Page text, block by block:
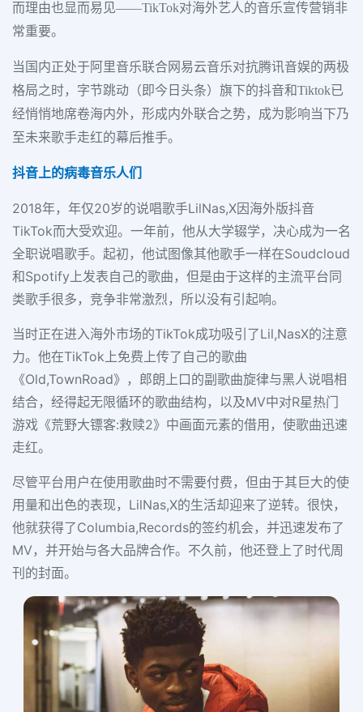
而理由也显而易见——TikTok对海外艺人的音乐宣传营销非
常重要。
当国内正处于阿里音乐联合网易云音乐对抗腾讯音娱的两极
格局之时，字节跳动（即今日头条）旗下的抖音和Tiktok已
经悄悄地席卷海内外，形成内外联合之势，成为影响当下乃
至未来歌手走红的幕后推手。
抖音上的病毒音乐人们
2018年，年仅20岁的说唱歌手LilNas,X因海外版抖音
TikTok而大受欢迎。一年前，他从大学辍学，决心成为一名
全职说唱歌手。起初，他试图像其他歌手一样在Soudcloud
和Spotify上发表自己的歌曲，但是由于这样的主流平台同
类歌手很多，竞争非常激烈，所以没有引起响。
当时正在进入海外市场的TikTok成功吸引了Lil,NasX的注意
力。他在TikTok上免费上传了自己的歌曲
《Old,TownRoad》，郎朗上口的副歌曲旋律与黑人说唱相
结合，经得起无限循环的歌曲结构，以及MV中对R星热门
游戏《荒野大镖客:救赎2》中画面元素的借用，使歌曲迅速
走红。
尽管平台用户在使用歌曲时不需要付费，但由于其巨大的使
用量和出色的表现，LilNas,X的生活却迎来了逆转。很快，
他就获得了Columbia,Records的签约机会，并迅速发布了
MV，并开始与各大品牌合作。不久前，他还登上了时代周
刊的封面。